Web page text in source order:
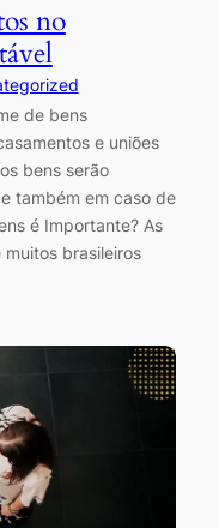
no
de bens
e uniões
bens serão
também em caso de
é Importante? As
brasileiros